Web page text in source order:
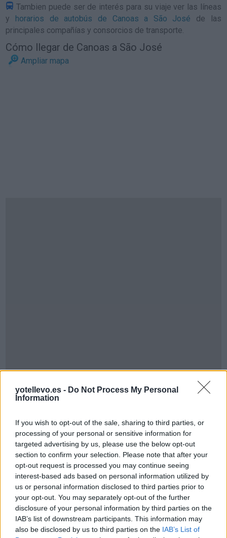
yotellevo.es - Do Not Process My Personal
Information
If you wish to opt-out of the sale, sharing to third parties, or
processing of your personal or sensitive information for
targeted advertising by us, please use the below opt-out
section to confirm your selection. Please note that after your
opt-out request is processed you may continue seeing
interest-based ads based on personal information utilized by
us or personal information disclosed to third parties prior to
your opt-out. You may separately opt-out of the further
disclosure of your personal information by third parties on the
IAB’s list of downstream participants. This information may
also be disclosed by us to third parties on the IAB’s List of
Tambien puede ser de interés para su viaje ver las líneas
y horarios de autobús de Canoas a São José de las
principales compañías y consorcios de transporte.
Cómo llegar de Canoas a São José
Ampliar mapa
Cómo ir desde Canoas a São José